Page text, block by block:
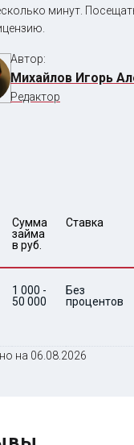
минут.
Автор:
Михайлов Игорь
Редактор
Сумма
займа
в руб.
Ставка
1 000 -
50 000
Без
процентов
на 06.08.2026